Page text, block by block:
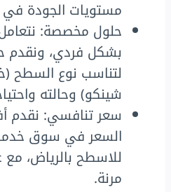
مستويات الجودة
حلول مخصصة:
بشكل فردي، ونقدم
لتناسب نوع السطح
شينكو) وحالته
سعر تنافسي: نقدم
السعر في سوق
للاسطح بالرياض،
مرنة.